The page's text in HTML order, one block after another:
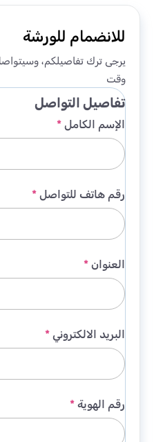
للانضمام للورشة
يرجى ترك تفاصيلكم،
وقت
تفاصيل التواصل
الإسم الكامل *
رقم هاتف للتواصل *
العنوان *
البريد الالكتروني *
رقم الهوية *